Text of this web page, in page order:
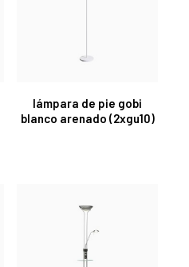
lámpara de pie gobi
blanco arenado (2xgu10)